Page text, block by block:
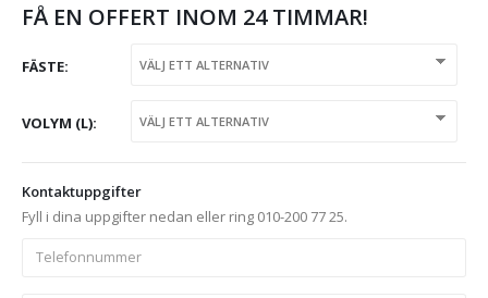
FÅ EN OFFERT INOM 24 TIMMAR!
FÄSTE
VOLYM (L)
Kontaktuppgifter
Fyll i dina uppgifter nedan eller ring 010-200 77 25.